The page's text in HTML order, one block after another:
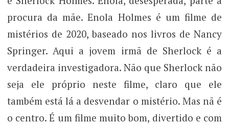
procura da mãe. Enola Holmes é um filme de
mistérios de 2020, baseado nos livros de Nancy
Springer. Aqui a jovem irmã de Sherlock é a
verdadeira investigadora. Não que Sherlock não
seja ele próprio neste filme, claro que ele
também está lá a desvendar o mistério. Mas nã é
o centro. É um filme muito bom, divertido e com